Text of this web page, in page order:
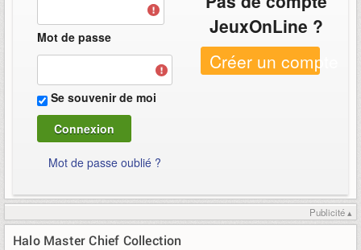
Mot de passe
Se souvenir de moi
Mot de passe oublié ?
JeuxOnLine ?
Créer un compte
Publicité ▴
Halo Master Chief Collection